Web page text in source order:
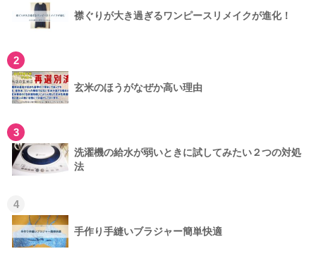
襟ぐりが大き過ぎるワンピースリメイクが進化！
2
玄米のほうがなぜか高い理由
3
洗濯機の給水が弱いときに試してみたい２つの対処
法
4
手作り手縫いブラジャー簡単快適